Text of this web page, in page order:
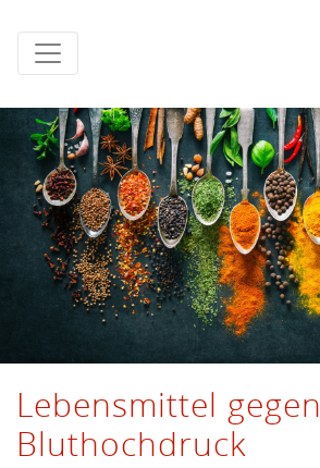
Lebensmittel gegen
Bluthochdruck